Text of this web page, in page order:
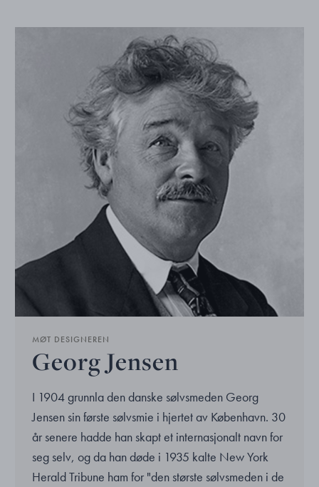
MØT DESIGNEREN
Georg Jensen
I 1904 grunnla den danske sølvsmeden Georg
Jensen sin første sølvsmie i hjertet av København. 30
år senere hadde han skapt et internasjonalt navn for
seg selv, og da han døde i 1935 kalte New York
Herald Tribune ham for "den største sølvsmeden i de